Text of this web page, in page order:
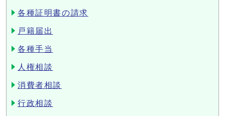
各種証明書の請求
戸籍届出
各種手当
人権相談
消費者相談
行政相談